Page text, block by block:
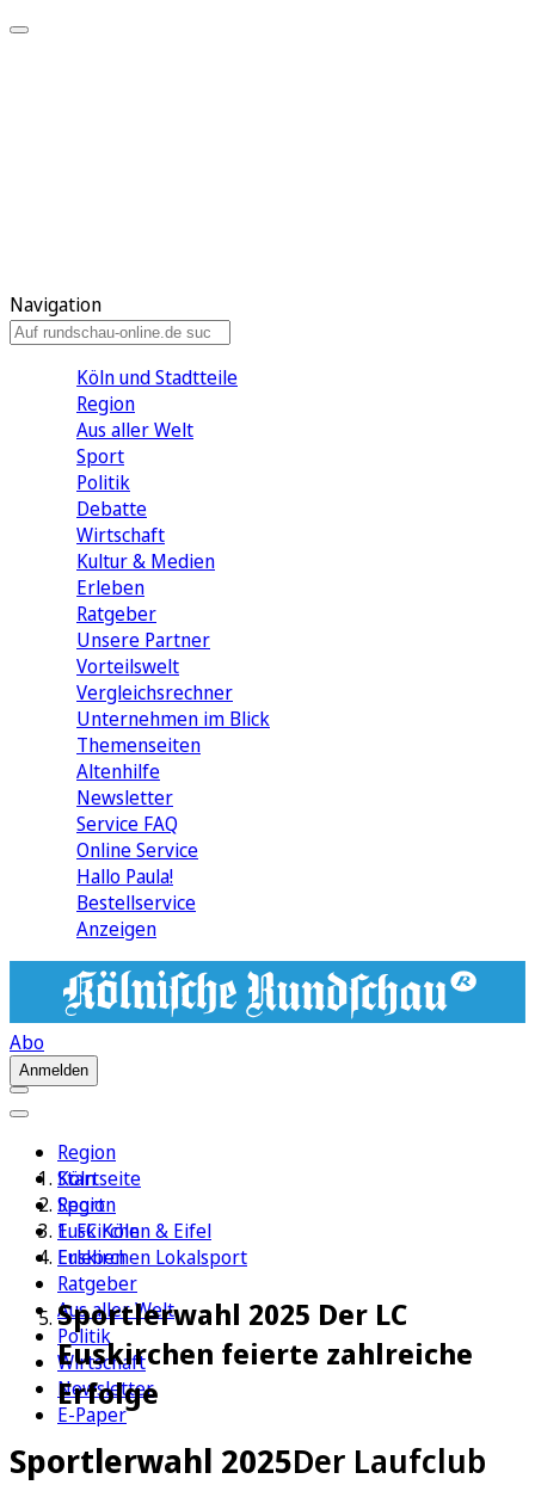
Navigation
Köln und Stadtteile
Region
Aus aller Welt
Sport
Politik
Debatte
Wirtschaft
Kultur & Medien
Erleben
Ratgeber
Unsere Partner
Vorteilswelt
Vergleichsrechner
Unternehmen im Blick
Themenseiten
Altenhilfe
Newsletter
Service FAQ
Online Service
Hallo Paula!
Bestellservice
Anzeigen
Abo
Anmelden
Region
Köln
Sport
1. FC Köln
Erleben
Ratgeber
Aus aller Welt
Politik
Wirtschaft
Newsletter
E-Paper
Startseite
Region
Euskirchen & Eifel
Euskirchen Lokalsport
Sportlerwahl 2025 Der LC
Euskirchen feierte zahlreiche
Erfolge
Sportlerwahl 2025Der Laufclub